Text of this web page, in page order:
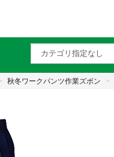
秋冬ワークパンツ作業ズボン